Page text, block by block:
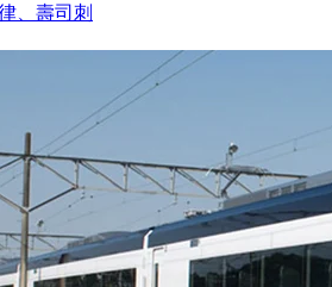
、壽司刺